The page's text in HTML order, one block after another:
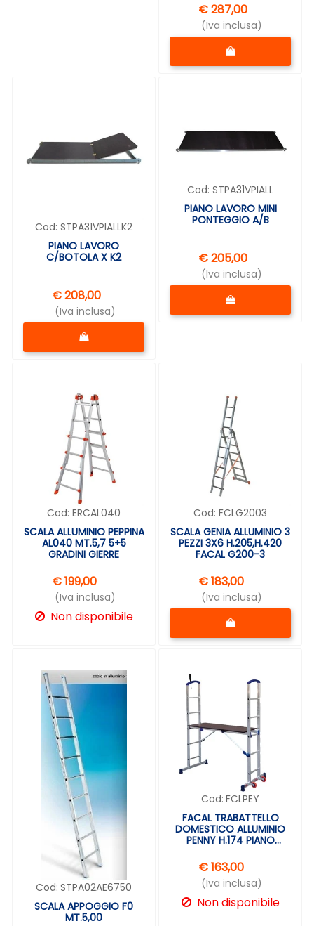
€ 287,00
(Iva inclusa)
Quantità
Cod: STPA31VPIALLK2
PIANO LAVORO
C/BOTOLA X K2
€ 208,00
(Iva inclusa)
Quantità
Cod: STPA31VPIALL
PIANO LAVORO MINI
PONTEGGIO A/B
€ 205,00
(Iva inclusa)
Quantità
Cod: ERCAL040
SCALA ALLUMINIO PEPPINA
AL040 MT.5,7 5+5
GRADINI GIERRE
€ 199,00
(Iva inclusa)
Non disponibile
Cod: FCLG2003
SCALA GENIA ALLUMINIO 3
PEZZI 3X6 H.205,H.420
FACAL G200-3
€ 183,00
(Iva inclusa)
Quantità
Cod: STPA02AE6750
SCALA APPOGGIO F0
MT.5,00
Cod: FCLPEY
FACAL TRABATTELLO
DOMESTICO ALLUMINIO
PENNY H.174 PIANO
€ 163,00
(Iva inclusa)
Non disponibile